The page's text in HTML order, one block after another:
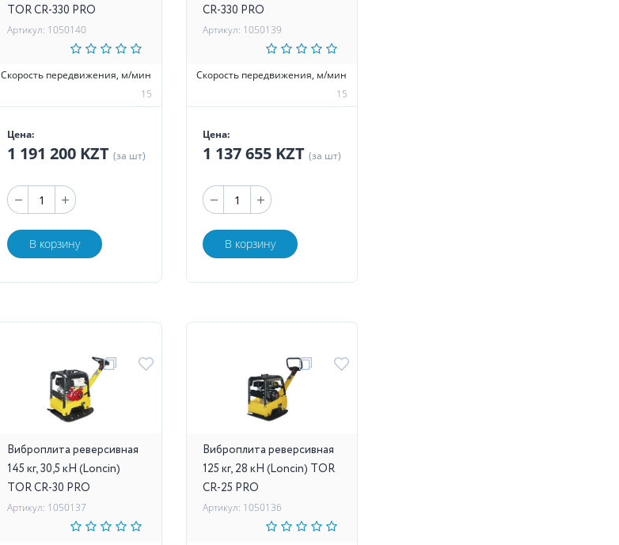
TOR CR-330 PRO
Артикул: 1050140
Скорость передвижения, м/мин
15
Цена:
1 191 200 KZT (за шт)
В корзину
CR-330 PRO
Артикул: 1050139
Скорость передвижения, м/мин
15
Цена:
1 137 655 KZT (за шт)
В корзину
Виброплита реверсивная
145 кг, 30,5 кН (Loncin)
TOR CR-30 PRO
Артикул: 1050137
Виброплита реверсивная
125 кг, 28 кН (Loncin) TOR
CR-25 PRO
Артикул: 1050136